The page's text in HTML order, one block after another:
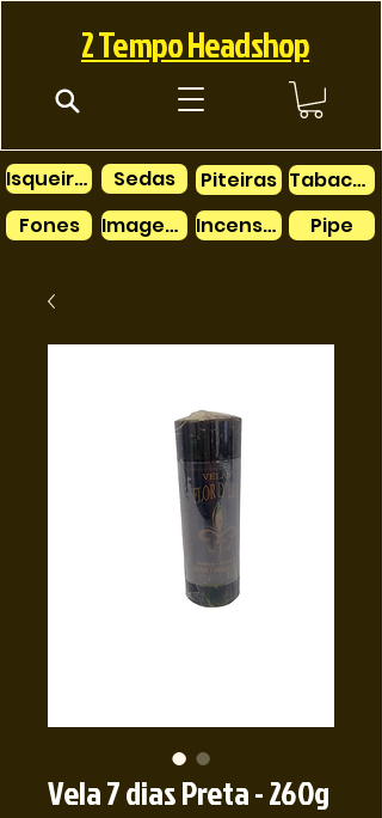
2 Tempo Headshop
Isqueiros
Fones
Sedas
Imagens
Piteiras
Tabacos
Incensos
Pipe
Vela 7 dias Preta - 260g